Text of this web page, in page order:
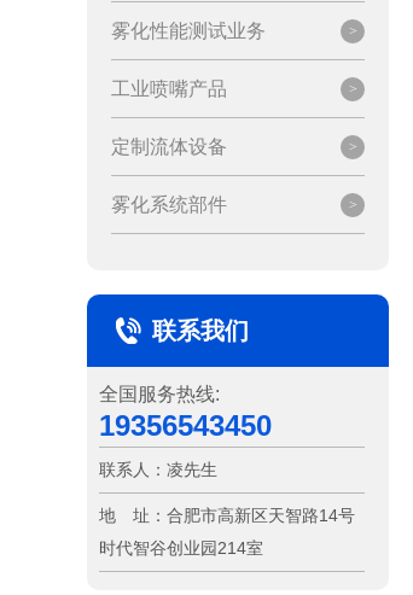
雾化性能测试业务
工业喷嘴产品
定制流体设备
雾化系统部件
联系我们
全国服务热线:
19356543450
联系人： 凌先生
地 址： 合肥市高新区天智路14号
时代智谷创业园214室